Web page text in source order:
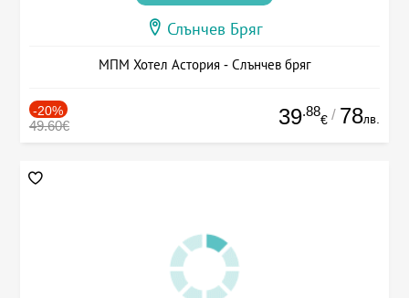
Слънчев Бряг
МПМ Хотел Астория - Слънчев бряг
-20%
49.60€ 39.88
€ / 78лв.